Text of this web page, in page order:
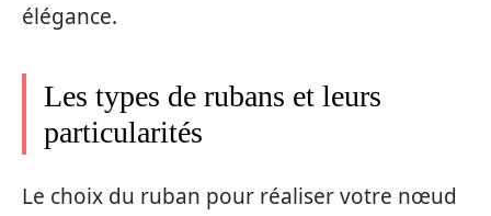
élégance.
Les types de rubans et leurs
particularités
Le choix du ruban pour réaliser votre nœud